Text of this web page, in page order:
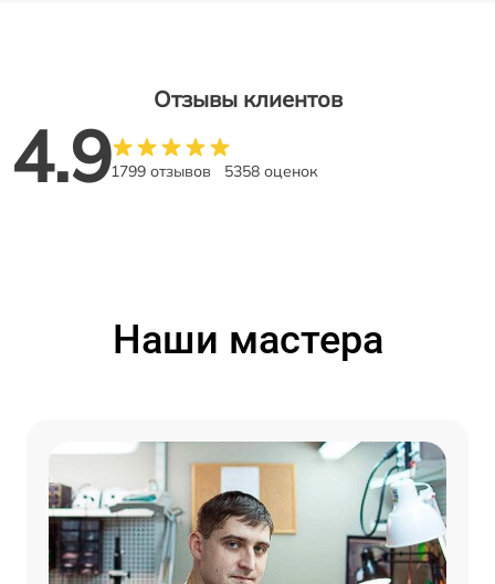
Отзывы клиентов
4.91799 отзывов 5358 оценок
Наши мастера